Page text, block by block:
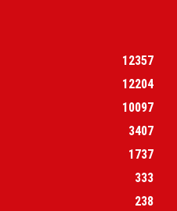
12357
12204
10097
3407
1737
333
238